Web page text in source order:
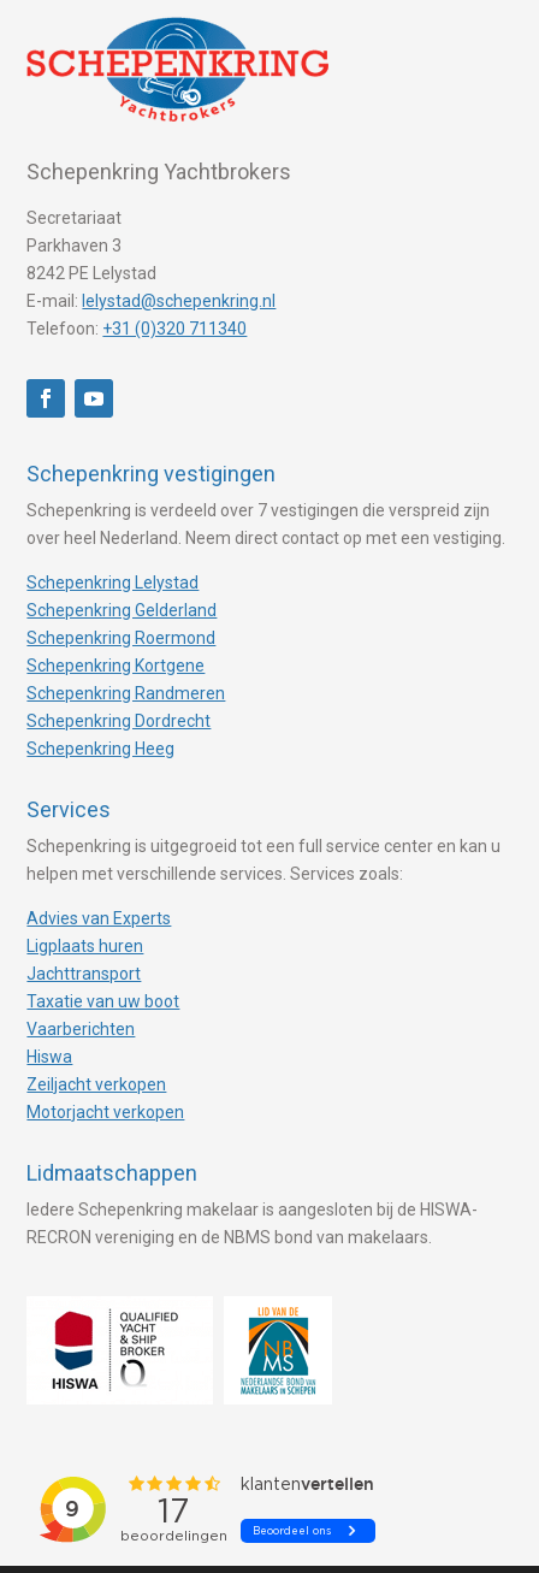
Schepenkring Yachtbrokers
Secretariaat
Parkhaven 3
8242 PE Lelystad
E-mail: lelystad@schepenkring.nl
Telefoon: +31 (0)320 711340
Schepenkring vestigingen
Schepenkring is verdeeld over 7 vestigingen die verspreid zijn
over heel Nederland. Neem direct contact op met een vestiging.
Schepenkring Lelystad
Schepenkring Gelderland
Schepenkring Roermond
Schepenkring Kortgene
Schepenkring Randmeren
Schepenkring Dordrecht
Schepenkring Heeg
Services
Schepenkring is uitgegroeid tot een full service center en kan u
helpen met verschillende services. Services zoals:
Advies van Experts
Ligplaats huren
Jachttransport
Taxatie van uw boot
Vaarberichten
Hiswa
Zeiljacht verkopen
Motorjacht verkopen
Lidmaatschappen
Iedere Schepenkring makelaar is aangesloten bij de HISWA-
RECRON vereniging en de NBMS bond van makelaars.